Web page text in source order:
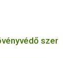
de már fertőzött
a szlovák
érdekében.
szer